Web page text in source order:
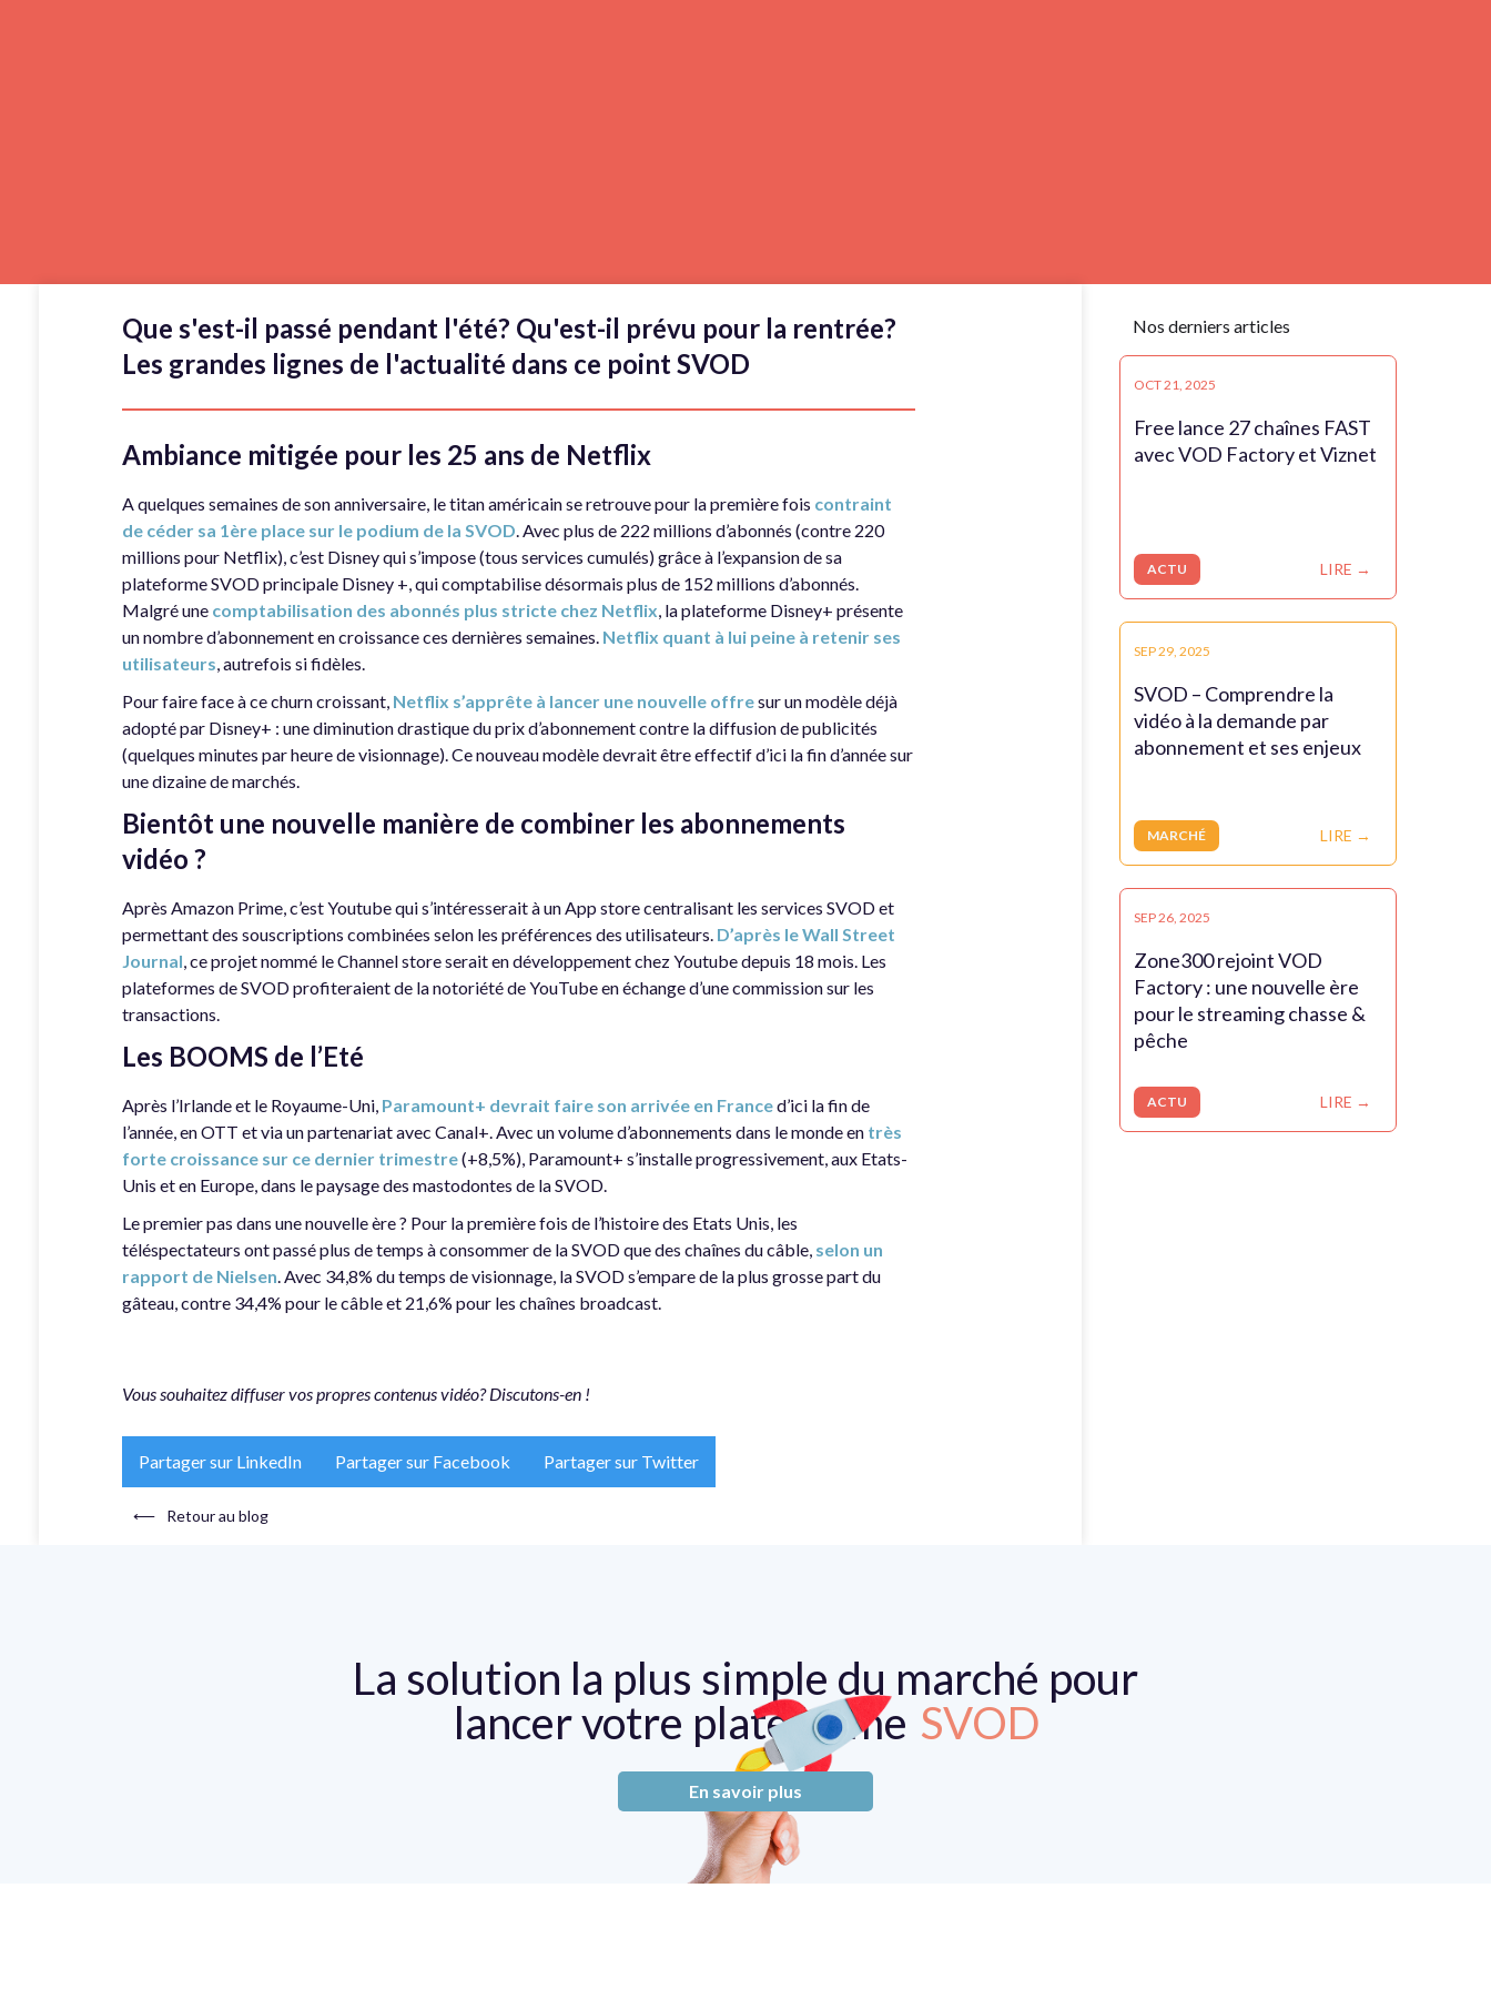
Que s'est-il passé pendant l'été? Qu'est-il prévu pour la rentrée?
Les grandes lignes de l'actualité dans ce point SVOD
Ambiance mitigée pour les 25 ans de Netflix
A quelques semaines de son anniversaire, le titan américain se retrouve pour la première fois contraint
de céder sa 1ère place sur le podium de la SVOD . Avec plus de 222 millions d’abonnés (contre 220
millions pour Netflix), c’est Disney qui s’impose (tous services cumulés) grâce à l’expansion de sa
plateforme SVOD principale Disney +, qui comptabilise désormais plus de 152 millions d’abonnés.
Malgré une comptabilisation des abonnés plus stricte chez Netflix , la plateforme Disney+ présente
un nombre d’abonnement en croissance ces dernières semaines. Netflix quant à lui peine à retenir ses
utilisateurs , autrefois si fidèles.
Pour faire face à ce churn croissant, Netflix s’apprête à lancer une nouvelle offresur un modèle déjà
adopté par Disney+ : une diminution drastique du prix d’abonnement contre la diffusion de publicités
(quelques minutes par heure de visionnage). Ce nouveau modèle devrait être effectif d’ici la fin d’année sur
une dizaine de marchés.
Bientôt une nouvelle manière de combiner les abonnements
vidéo ?
Après Amazon Prime, c’est Youtube qui s’intéresserait à un App store centralisant les services SVOD et
permettant des souscriptions combinées selon les préférences des utilisateurs. D’après le Wall Street
Journal , ce projet nommé le Channel store serait en développement chez Youtube depuis 18 mois. Les
plateformes de SVOD profiteraient de la notoriété de YouTube en échange d’une commission sur les
transactions.
Les BOOMS de l’Eté
Après l’Irlande et le Royaume-Uni, Paramount+ devrait faire son arrivée en Franced’ici la fin de
l’année, en OTT et via un partenariat avec Canal+. Avec un volume d’abonnements dans le monde en très
forte croissance sur ce dernier trimestre(+8,5%), Paramount+ s’installe progressivement, aux Etats-
Unis et en Europe, dans le paysage des mastodontes de la SVOD.
Le premier pas dans une nouvelle ère ? Pour la première fois de l’histoire des Etats Unis, les
téléspectateurs ont passé plus de temps à consommer de la SVOD que des chaînes du câble, selon un
rapport de Nielsen . Avec 34,8% du temps de visionnage, la SVOD s’empare de la plus grosse part du
gâteau, contre 34,4% pour le câble et 21,6% pour les chaînes broadcast.
Vous souhaitez diffuser vos propres contenus vidéo? Discutons-en !
Partager sur LinkedIn Partager sur Facebook Partager sur Twitter
⟵ Retour au blog
Nos derniers articles
OCT 21, 2025
Free lance 27 chaînes FAST
avec VOD Factory et Viznet
ACTU LIRE →
SEP 29, 2025
SVOD – Comprendre la
vidéo à la demande par
abonnement et ses enjeux
MARCHÉ LIRE →
SEP 26, 2025
Zone300 rejoint VOD
Factory : une nouvelle ère
pour le streaming chasse &
pêche
ACTU LIRE →
La solution la plus simple du marché pour
lancer votre plateforme SVOD
En savoir plus